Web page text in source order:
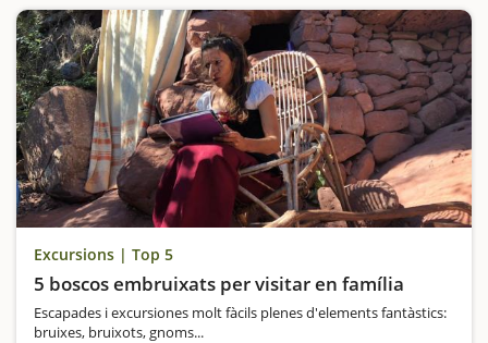
Excursions | Top 5
5 boscos embruixats per visitar en família
Escapades i excursiones molt fàcils plenes d'elements fantàstics:
bruixes, bruixots, gnoms...